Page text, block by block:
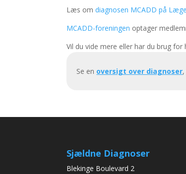
Læs omdiagnosen MCADD på
MCADD-foreningen optager
Vil du vide mere eller har du brug
Se en oversigt over diagnoser
Sjældne Diagnoser
Blekinge Boulevard 2